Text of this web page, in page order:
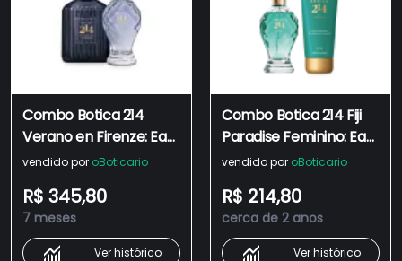
Combo Botica 214
Verano en Firenze: Eau
de Parfum Feminino
Masculino 90ml
vendido por oBoticario
R$ 345,80
7 meses
Ver histórico
Combo Botica 214 Fiji
Paradise Feminino: Eau
De Parfum 75ml +
Corporal 200ml
vendido por oBoticario
R$ 214,80
cerca de 2 anos
Ver histórico